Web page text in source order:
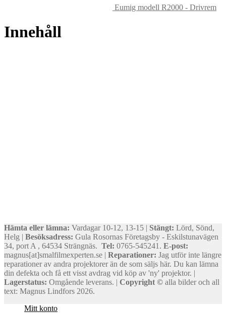
Eumig modell R2000 - Drivrem
Innehåll
Hämta eller lämna: Vardagar 10-12, 13-15 | Stängt: Lörd, Sönd,
Helg | Besöksadress: Gula Rosornas Företagsby - Eskilstunavägen
34, port A , 64534 Strängnäs. Tel: 0765-545241. E-post:
magnus[at]smalfilmexperten.se | Reparationer: Jag utför inte längre
reparationer av andra projektorer än de som säljs här. Du kan lämna
din defekta och få ett visst avdrag vid köp av 'ny' projektor. |
Lagerstatus: Omgående leverans. | Copyright © alla bilder och all
text: Magnus Lindfors 2026.
Mitt konto